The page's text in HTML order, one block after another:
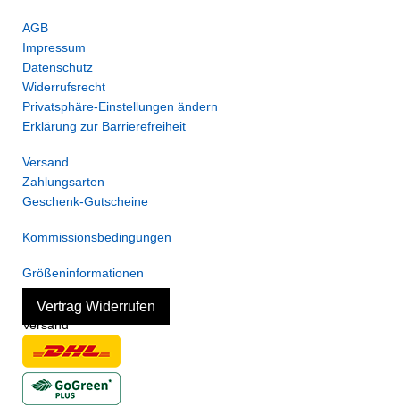
AGB
Impressum
Datenschutz
Widerrufsrecht
Privatsphäre-Einstellungen ändern
Erklärung zur Barrierefreiheit
Versand
Zahlungsarten
Geschenk-Gutscheine
Kommissionsbedingungen
Größeninformationen
Vertrag Widerrufen
Versand